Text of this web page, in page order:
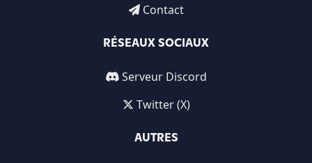
Contact
RÉSEAUX SOCIAUX
Serveur Discord
Twitter (X)
AUTRES